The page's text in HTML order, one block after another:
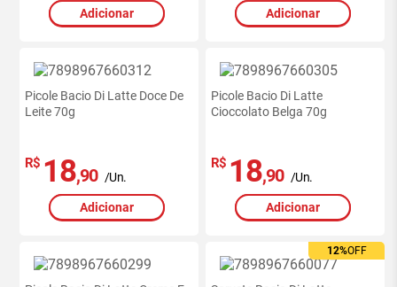
Adicionar Adicionar
Picole Bacio Di Latte Doce De
Leite 70g
R$ 18,90 /Un.
Adicionar
Picole Bacio Di Latte
Cioccolato Belga 70g
R$ 18,90 /Un.
Adicionar
12%OFF